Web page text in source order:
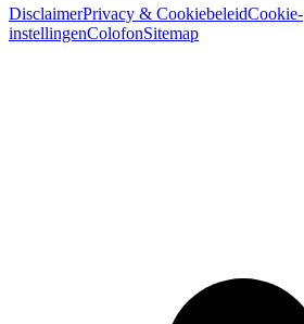
DisclaimerPrivacy & CookiebeleidCookie-
instellingenColofonSitemap